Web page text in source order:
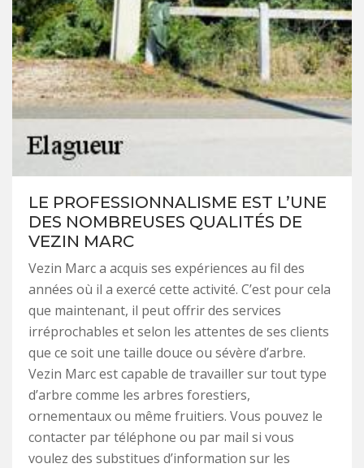
LE PROFESSIONNALISME EST L’UNE
DES NOMBREUSES QUALITÉS DE
VEZIN MARC
Vezin Marc a acquis ses expériences au fil des
années où il a exercé cette activité. C’est pour cela
que maintenant, il peut offrir des services
irréprochables et selon les attentes de ses clients
que ce soit une taille douce ou sévère d’arbre.
Vezin Marc est capable de travailler sur tout type
d’arbre comme les arbres forestiers,
ornementaux ou même fruitiers. Vous pouvez le
contacter par téléphone ou par mail si vous
voulez des substitues d’information sur les